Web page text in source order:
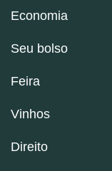
Economia
Seu bolso
Feira
Vinhos
Direito